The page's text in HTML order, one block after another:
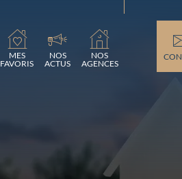
Chargement...
MES
FAVORIS
NOS
ACTUS
NOS
AGENCES